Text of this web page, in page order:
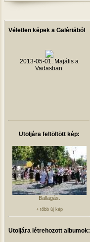
Véletlen képek a Galériából
2013-05-01. Majális a
Vadasban.
Utoljára feltöltött kép:
Ballagás.
+ több új kép
Utoljára létrehozott albumok: